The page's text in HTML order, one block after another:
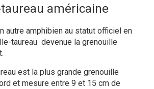
américaine
autre amphibien au statut officiel en
taureau devenue la grenouille
est la plus grande grenouille
et mesure entre 9 et 15 cm de